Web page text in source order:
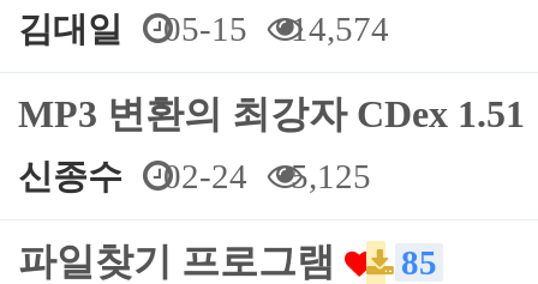
김대일
05-15 14,574
MP3 변환의 최강자 CDex
신종수 02-24 5,125
파일찾기 프로그램
85